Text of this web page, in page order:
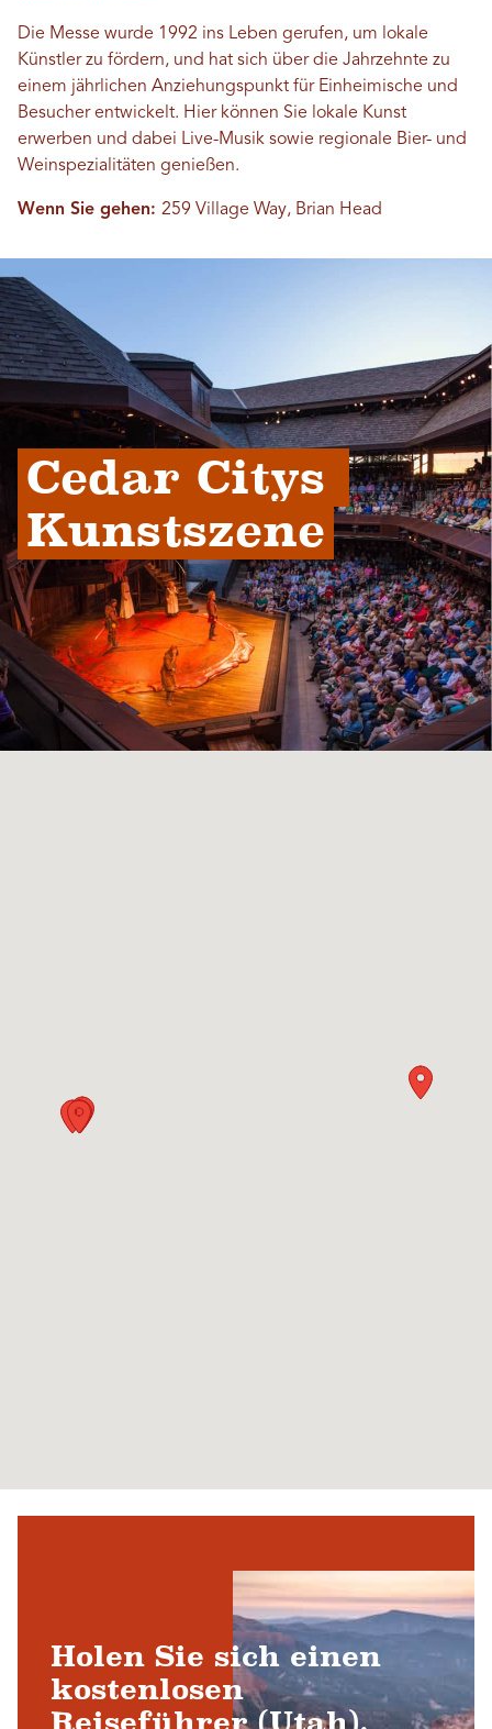
Die Messe wurde 1992 ins Leben gerufen, um lokale
Künstler zu fördern, und hat sich über die Jahrzehnte zu
einem jährlichen Anziehungspunkt für Einheimische und
Besucher entwickelt. Hier können Sie lokale Kunst
erwerben und dabei Live-Musik sowie regionale Bier- und
Weinspezialitäten genießen.
Wenn Sie gehen: 259 Village Way, Brian Head
Cedar Citys
Kunstszene
Holen Sie sich einen
kostenlosen
Reiseführer (Utah).